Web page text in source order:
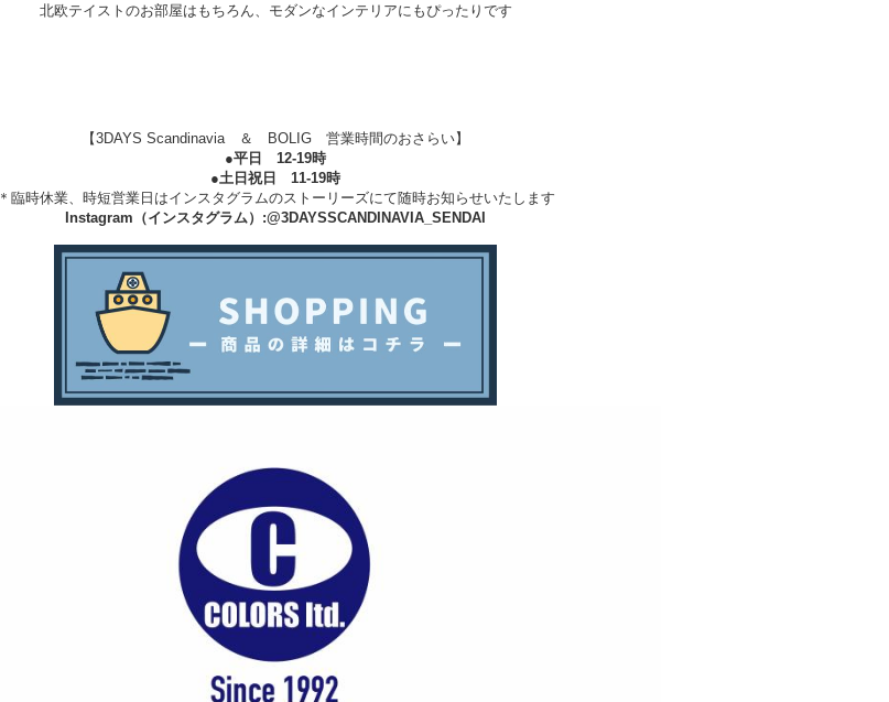
北欧テイストのお部屋はもちろん、モダンなインテリアにもぴったりです
【3DAYS Scandinavia ＆ BOLIG 営業時間のおさらい】
●平日 12-19時
●土日祝日 11-19時
＊臨時休業、時短営業日はインスタグラムのストーリーズにて随時お知らせいたします
Instagram（インスタグラム）:@3DAYSSCANDINAVIA_SENDAI